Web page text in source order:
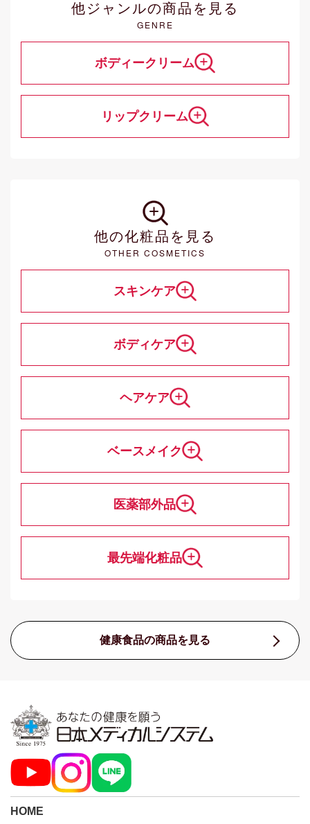
他ジャンルの商品を見る
GENRE
ボディークリーム
リップクリーム
他の化粧品を見る
OTHER COSMETICS
スキンケア
ボディケア
ヘアケア
ベースメイク
医薬部外品
最先端化粧品
健康食品の商品を見る
HOME